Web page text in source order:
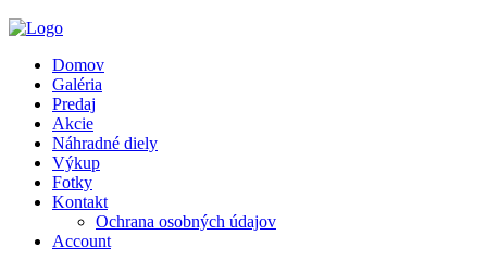
Domov
Galéria
Predaj
Akcie
Náhradné diely
Výkup
Fotky
Kontakt
Ochrana osobných údajov
Account